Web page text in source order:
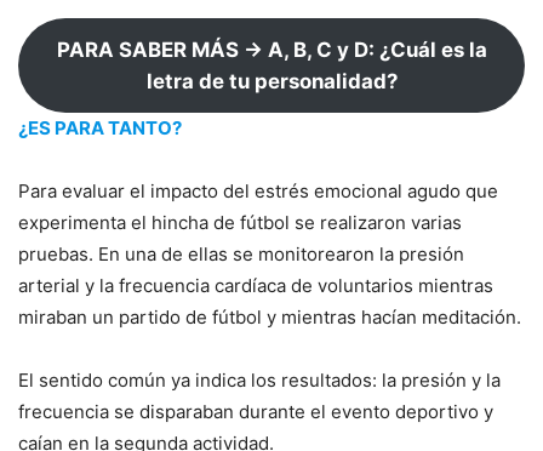
PARA SABER MÁS → A, B, C y D: ¿Cuál es la
letra de tu personalidad?
¿ES PARA TANTO?
Para evaluar el impacto del estrés emocional agudo que
experimenta el hincha de fútbol se realizaron varias
pruebas. En una de ellas se monitorearon la presión
arterial y la frecuencia cardíaca de voluntarios mientras
miraban un partido de fútbol y mientras hacían meditación.
El sentido común ya indica los resultados: la presión y la
frecuencia se disparaban durante el evento deportivo y
caían en la segunda actividad.